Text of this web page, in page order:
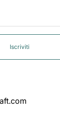
Iscriviti